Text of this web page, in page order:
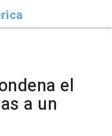
el
a un